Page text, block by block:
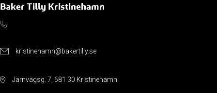
Baker Tilly Kristinehamn
kristinehamn@bakertilly.se
Järnvägsg. 7, 681 30 Kristinehamn